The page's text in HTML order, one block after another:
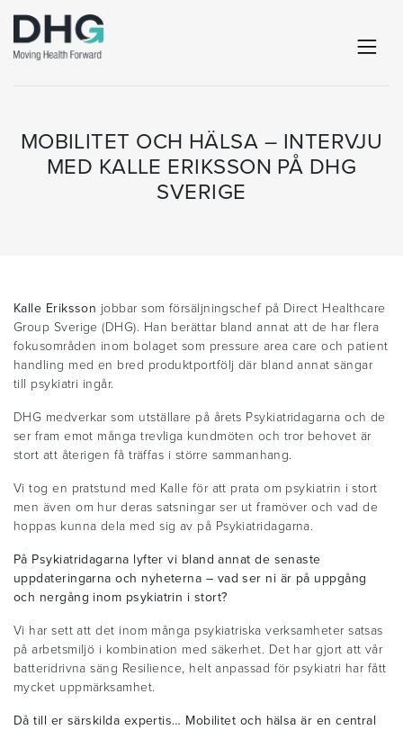
MOBILITET OCH HÄLSA – INTERVJU
MED KALLE ERIKSSON PÅ DHG
SVERIGE
Kalle Eriksson jobbar som försäljningschef på Direct Healthcare
Group Sverige (DHG). Han berättar bland annat att de har flera
fokusområden inom bolaget som pressure area care och patient
handling med en bred produktportfölj där bland annat sängar
till psykiatri ingår.
DHG medverkar som utställare på årets Psykiatridagarna och de
ser fram emot många trevliga kundmöten och tror behovet är
stort att återigen få träffas i större sammanhang.
Vi tog en pratstund med Kalle för att prata om psykiatrin i stort
men även om hur deras satsningar ser ut framöver och vad de
hoppas kunna dela med sig av på Psykiatridagarna.
På Psykiatridagarna lyfter vi bland annat de senaste
uppdateringarna och nyheterna – vad ser ni är på uppgång
och nergång inom psykiatrin i stort?
Vi har sett att det inom många psykiatriska verksamheter satsas
på arbetsmiljö i kombination med säkerhet. Det har gjort att vår
batteridrivna säng Resilience, helt anpassad för psykiatri har fått
mycket uppmärksamhet.
Då till er särskilda expertis… Mobilitet och hälsa är en central